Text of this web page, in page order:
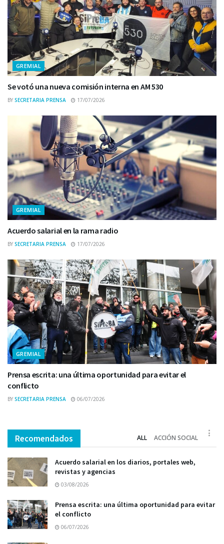
GREMIAL
Se votó una nueva comisión interna en AM 530
BY SECRETARIA PRENSA 17/07/2026
GREMIAL
Acuerdo salarial en la rama radio
BY SECRETARIA PRENSA 17/07/2026
GREMIAL
Prensa escrita: una última oportunidad para evitar el
conflicto
BY SECRETARIA PRENSA 06/07/2026
Recomendados ALL ACCIÓN SOCIAL
Acuerdo salarial en los diarios, portales web,
revistas y agencias
03/08/2026
Prensa escrita: una última oportunidad para evitar
el conflicto
06/07/2026